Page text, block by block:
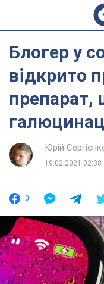
Блогер у
відкрито
препарат,
Юрій
19.02.2021 02:38
0